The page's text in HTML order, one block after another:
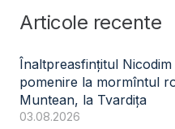
Articole recente
Înaltpreasfințitul
pomenire la mormîntul
Muntean, la Tvardița
03.08.2026